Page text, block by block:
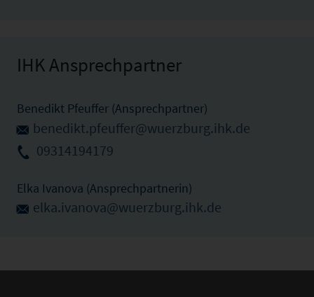
IHK Ansprechpartner
Benedikt Pfeuffer (Ansprechpartner)
benedikt.pfeuffer@wuerzburg.ihk.de
09314194179
Elka Ivanova (Ansprechpartnerin)
elka.ivanova@wuerzburg.ihk.de